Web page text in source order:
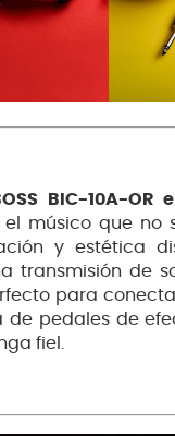
BIC-10A-
músico que no
y estética
transmisión de
para
pedales de
fiel.